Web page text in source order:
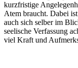
kurzfristige
Atem braucht. Dabei
auch sich selber im
seelische Verfassung
viel Kraft und